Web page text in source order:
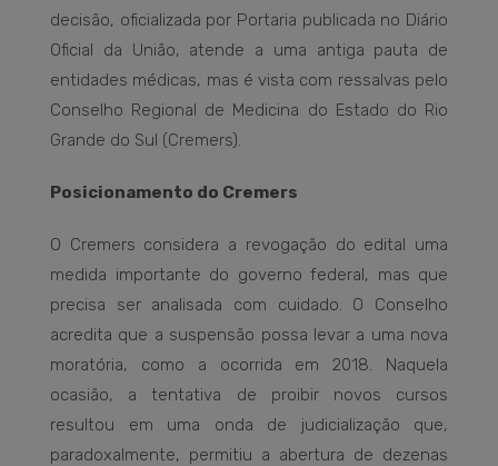
decisão, oficializada por Portaria publicada no Diário
Oficial da União, atende a uma antiga pauta de
entidades médicas, mas é vista com ressalvas pelo
Conselho Regional de Medicina do Estado do Rio
Grande do Sul (Cremers).
Posicionamento do Cremers
O Cremers considera a revogação do edital uma
medida importante do governo federal, mas que
precisa ser analisada com cuidado. O Conselho
acredita que a suspensão possa levar a uma nova
moratória, como a ocorrida em 2018. Naquela
ocasião, a tentativa de proibir novos cursos
resultou em uma onda de judicialização que,
paradoxalmente, permitiu a abertura de dezenas